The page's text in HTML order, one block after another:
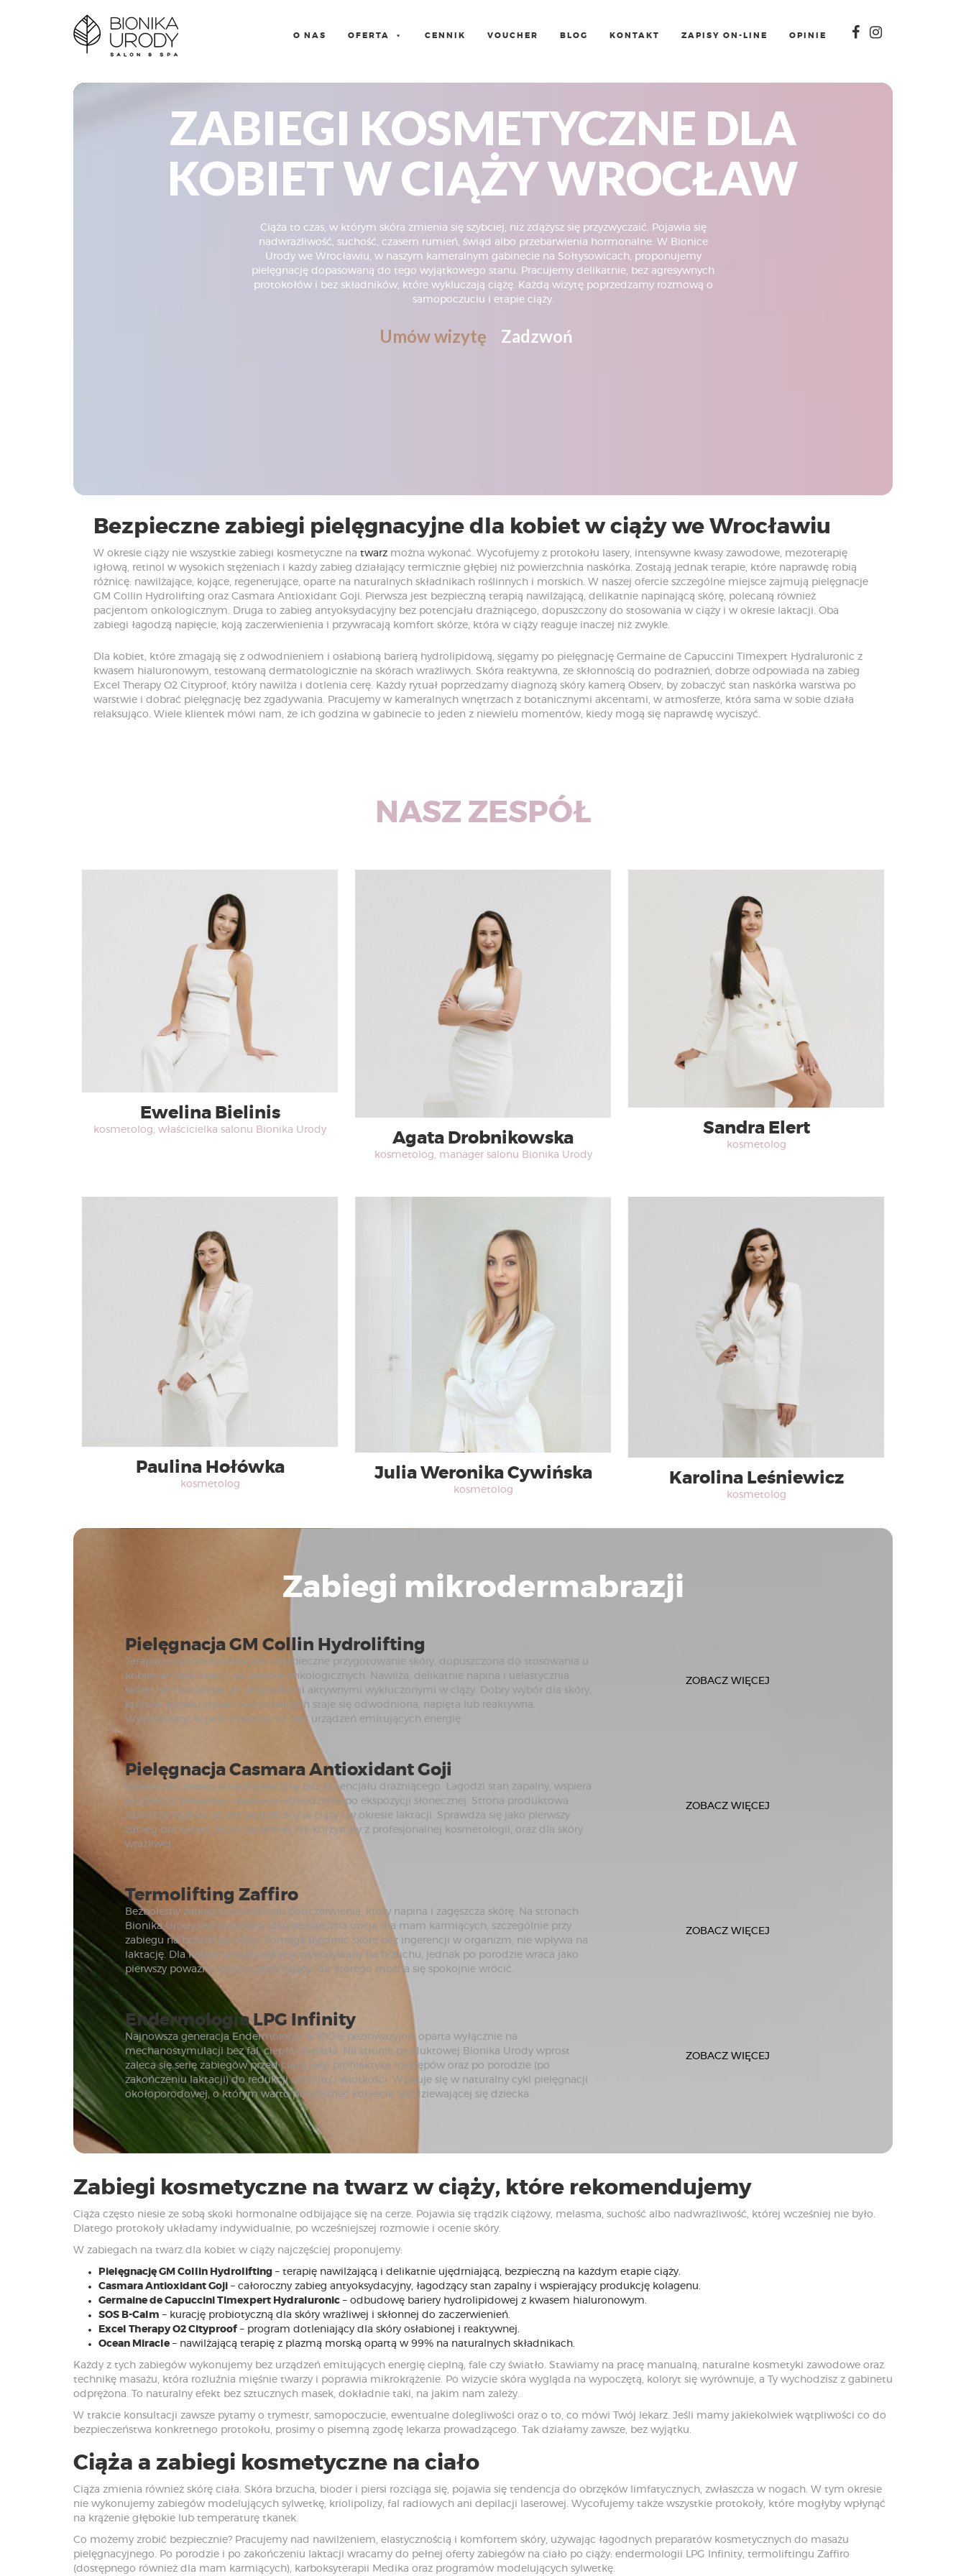
O NAS OFERTA CENNIK VOUCHER BLOG KONTAKT ZAPISY ON-LINE OPINIE
ZABIEGI KOSMETYCZNE DLA
KOBIET W CIĄŻY WROCŁAW
Ciąża to czas, w którym skóra zmienia się szybciej, niż zdążysz się przyzwyczaić. Pojawia się
nadwrażliwość, suchość, czasem rumień, świąd albo przebarwienia hormonalne. W Bionice
Urody we Wrocławiu, w naszym kameralnym gabinecie na Sołtysowicach, proponujemy
pielęgnację dopasowaną do tego wyjątkowego stanu. Pracujemy delikatnie, bez agresywnych
protokołów i bez składników, które wykluczają ciążę. Każdą wizytę poprzedzamy rozmową o
samopoczuciu i etapie ciąży.
Umów wizytę Zadzwoń
Bezpieczne zabiegi pielęgnacyjne dla kobiet w ciąży we Wrocławiu
W okresie ciąży nie wszystkie zabiegi kosmetyczne na twarz można wykonać. Wycofujemy z protokołu lasery, intensywne kwasy zawodowe, mezoterapię
igłową, retinol w wysokich stężeniach i każdy zabieg działający termicznie głębiej niż powierzchnia naskórka. Zostają jednak terapie, które naprawdę robią
różnicę: nawilżające, kojące, regenerujące, oparte na naturalnych składnikach roślinnych i morskich. W naszej ofercie szczególne miejsce zajmują pielęgnacje
GM Collin Hydrolifting oraz Casmara Antioxidant Goji. Pierwsza jest bezpieczną terapią nawilżającą, delikatnie napinającą skórę, polecaną również
pacjentom onkologicznym. Druga to zabieg antyoksydacyjny bez potencjału drażniącego, dopuszczony do stosowania w ciąży i w okresie laktacji. Oba
zabiegi łagodzą napięcie, koją zaczerwienienia i przywracają komfort skórze, która w ciąży reaguje inaczej niż zwykle.
Dla kobiet, które zmagają się z odwodnieniem i osłabioną barierą hydrolipidową, sięgamy po pielęgnację Germaine de Capuccini Timexpert Hydraluronic z
kwasem hialuronowym, testowaną dermatologicznie na skórach wrażliwych. Skóra reaktywna, ze skłonnością do podrażnień, dobrze odpowiada na zabieg
Excel Therapy O2 Cityproof, który nawilża i dotlenia cerę. Każdy rytuał poprzedzamy diagnozą skóry kamerą Observ, by zobaczyć stan naskórka warstwa po
warstwie i dobrać pielęgnację bez zgadywania. Pracujemy w kameralnych wnętrzach z botanicznymi akcentami, w atmosferze, która sama w sobie działa
relaksująco. Wiele klientek mówi nam, że ich godzina w gabinecie to jeden z niewielu momentów, kiedy mogą się naprawdę wyciszyć.
NASZ ZESPÓŁ
Ewelina Bielinis
kosmetolog, właścicielka salonu Bionika Urody Agata Drobnikowska
kosmetolog, manager salonu Bionika Urody
Sandra Elert
kosmetolog
Paulina Hołówka
kosmetolog
Julia Weronika Cywińska
kosmetolog
Karolina Leśniewicz
kosmetolog
Zabiegi mikrodermabrazji
Pielęgnacja GM Collin Hydrolifting
Terapia rekomendowana jako bezpieczne przygotowanie skóry, dopuszczona do stosowania u
kobiet w ciąży oraz u pacjentów onkologicznych. Nawilża, delikatnie napina i uelastycznia
skórę, nie obciążając jej składnikami aktywnymi wykluczonymi w ciąży. Dobry wybór dla skóry,
która w wyniku zmian hormonalnych staje się odwodniona, napięta lub reaktywna.
Wykonywany w pełni manualnie, bez urządzeń emitujących energię.
ZOBACZ WIĘCEJ
Pielęgnacja Casmara Antioxidant Goji
Całoroczny zabieg antyoksydacyjny bez potencjału drażniącego. Łagodzi stan zapalny, wspiera
produkcję kolagenu i naprawia uszkodzenia po ekspozycji słonecznej. Strona produktowa
zaznacza wprost, że jest bezpieczny w ciąży i w okresie laktacji. Sprawdza się jako pierwszy
zabieg dla kobiet, które wcześniej nie korzystały z profesjonalnej kosmetologii, oraz dla skóry
wrażliwej.
ZOBACZ WIĘCEJ
Termolifting Zaffiro
Bezbolesny zabieg termoliftingu podczerwienią, który napina i zagęszcza skórę. Na stronach
Bionika Urody jest wskazany jako bezpieczna opcja dla mam karmiących, szczególnie przy
zabiegu na brzuch po ciąży. Pomaga ujędrnić skórę bez ingerencji w organizm, nie wpływa na
laktację. Dla kobiet w ciąży nie jest wykonywany na brzuchu, jednak po porodzie wraca jako
pierwszy poważny zabieg ujędrniający, do którego można się spokojnie wrócić.
ZOBACZ WIĘCEJ
Endermologia LPG Infinity
Najnowsza generacja Endermologii, w 100% bezinwazyjna, oparta wyłącznie na
mechanostymulacji bez fal, ciepła i światła. Na stronie produktowej Bionika Urody wprost
zaleca się serię zabiegów przed ciążą jako profilaktykę rozstępów oraz po porodzie (po
zakończeniu laktacji) do redukcji cellulitu i wiotkości. Wpisuje się w naturalny cykl pielęgnacji
okołoporodowej, o którym warto powiedzieć kobiecie spodziewającej się dziecka.
ZOBACZ WIĘCEJ
Zabiegi kosmetyczne na twarz w ciąży, które rekomendujemy
Ciąża często niesie ze sobą skoki hormonalne odbijające się na cerze. Pojawia się trądzik ciążowy, melasma, suchość albo nadwrażliwość, której wcześniej nie było.
Dlatego protokoły układamy indywidualnie, po wcześniejszej rozmowie i ocenie skóry.
W zabiegach na twarz dla kobiet w ciąży najczęściej proponujemy:
Pielęgnację GM Collin Hydrolifting – terapię nawilżającą i delikatnie ujędrniającą, bezpieczną na każdym etapie ciąży.
Casmara Antioxidant Goji – całoroczny zabieg antyoksydacyjny, łagodzący stan zapalny i wspierający produkcję kolagenu.
Germaine de Capuccini Timexpert Hydraluronic – odbudowę bariery hydrolipidowej z kwasem hialuronowym.
SOS B-Calm – kurację probiotyczną dla skóry wrażliwej i skłonnej do zaczerwienień.
Excel Therapy O2 Cityproof – program dotleniający dla skóry osłabionej i reaktywnej.
Ocean Miracle – nawilżającą terapię z plazmą morską opartą w 99% na naturalnych składnikach.
Każdy z tych zabiegów wykonujemy bez urządzeń emitujących energię cieplną, fale czy światło. Stawiamy na pracę manualną, naturalne kosmetyki zawodowe oraz
technikę masażu, która rozluźnia mięśnie twarzy i poprawia mikrokrążenie. Po wizycie skóra wygląda na wypoczętą, koloryt się wyrównuje, a Ty wychodzisz z gabinetu
odprężona. To naturalny efekt bez sztucznych masek, dokładnie taki, na jakim nam zależy.
W trakcie konsultacji zawsze pytamy o trymestr, samopoczucie, ewentualne dolegliwości oraz o to, co mówi Twój lekarz. Jeśli mamy jakiekolwiek wątpliwości co do
bezpieczeństwa konkretnego protokołu, prosimy o pisemną zgodę lekarza prowadzącego. Tak działamy zawsze, bez wyjątku.
Ciąża a zabiegi kosmetyczne na ciało
Ciąża zmienia również skórę ciała. Skóra brzucha, bioder i piersi rozciąga się, pojawia się tendencja do obrzęków limfatycznych, zwłaszcza w nogach. W tym okresie
nie wykonujemy zabiegów modelujących sylwetkę, kriolipolizy, fal radiowych ani depilacji laserowej. Wycofujemy także wszystkie protokoły, które mogłyby wpłynąć
na krążenie głębokie lub temperaturę tkanek.
Co możemy zrobić bezpiecznie? Pracujemy nad nawilżeniem, elastycznością i komfortem skóry, używając łagodnych preparatów kosmetycznych do masażu
pielęgnacyjnego. Po porodzie i po zakończeniu laktacji wracamy do pełnej oferty zabiegów na ciało po ciąży: endermologii LPG Infinity, termoliftingu Zaffiro
(dostępnego również dla mam karmiących), karboksyterapii Medika oraz programów modelujących sylwetkę.